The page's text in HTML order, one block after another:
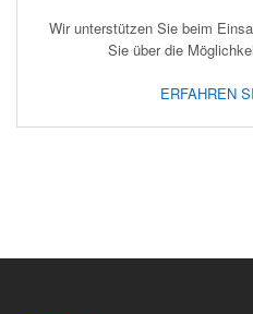
Wir unterstützen Sie beim
Sie über die
ERFAHREN